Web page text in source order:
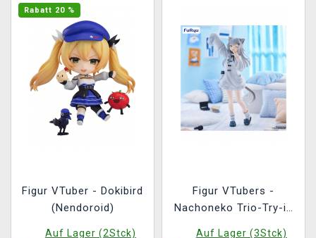
Rabatt 20 %
Figur VTuber - Dokibird
(Nendoroid)
Auf Lager (2Stck)
Figur VTubers -
Nachoneko Trio-Try-iT
Auf Lager (3Stck)